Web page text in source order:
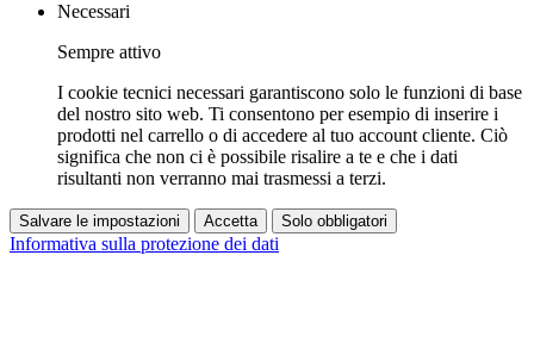
Necessari
Sempre attivo
I cookie tecnici necessari garantiscono solo le funzioni di base
del nostro sito web. Ti consentono per esempio di inserire i
prodotti nel carrello o di accedere al tuo account cliente. Ciò
significa che non ci è possibile risalire a te e che i dati
risultanti non verranno mai trasmessi a terzi.
Salvare le impostazioni Accetta Solo obbligatori
Informativa sulla protezione dei dati